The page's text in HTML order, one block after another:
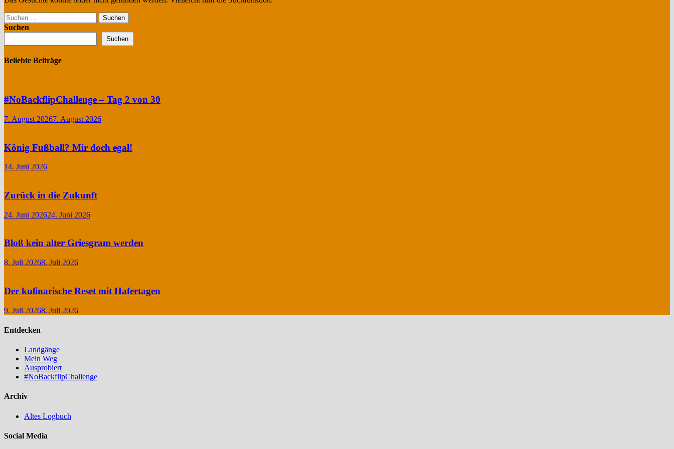
Suchen
nach:
Suchen
Suchen
Beliebte Beiträge
#NoBackflipChallenge – Tag 2 von 30
7. August 20267. August 2026
König Fußball? Mir doch egal!
14. Juni 2026
Zurück in die Zukunft
24. Juni 202624. Juni 2026
Bloß kein alter Griesgram werden
8. Juli 20268. Juli 2026
Der kulinarische Reset mit Hafertagen
9. Juli 20268. Juli 2026
Entdecken
Landgänge
Mein Weg
Ausprobiert
#NoBackflipChallenge
Archiv
Altes Logbuch
Social Media